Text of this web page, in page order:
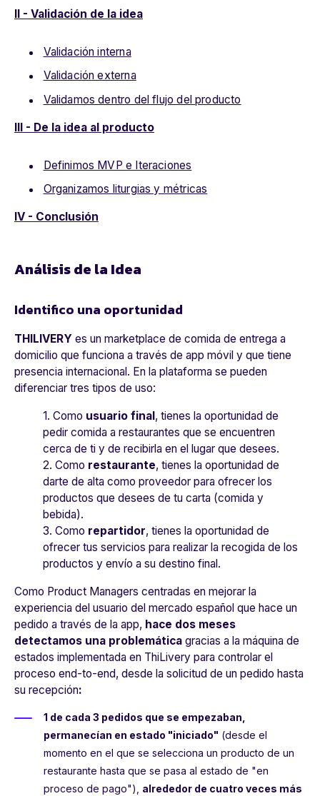
II - Validación de la idea
Validación interna
Validación externa
Validamos dentro del flujo del producto
III - De la idea al producto
Definimos MVP e Iteraciones
Organizamos liturgias y métricas
IV - Conclusión
Análisis de la Idea
Identifico una oportunidad
THILIVERY es un marketplace de comida de entrega a
domicilio que funciona a través de app móvil y que tiene
presencia internacional. En la plataforma se pueden
diferenciar tres tipos de uso:
1. Como usuario final , tienes la oportunidad de
pedir comida a restaurantes que se encuentren
cerca de ti y de recibirla en el lugar que desees.
2. Como restaurante, tienes la oportunidad de
darte de alta como proveedor para ofrecer los
productos que desees de tu carta (comida y
bebida).
3. Como repartidor, tienes la oportunidad de
ofrecer tus servicios para realizar la recogida de los
productos y envío a su destino final.
Como Product Managers centradas en mejorar la
experiencia del usuario del mercado español que hace un
pedido a través de la app, hace dos meses
detectamos una problemática gracias a la máquina de
estados implementada en ThiLivery para controlar el
proceso end-to-end, desde la solicitud de un pedido hasta
su recepción:
1 de cada 3 pedidos que se empezaban,
permanecían en estado "iniciado" (desde el
momento en el que se selecciona un producto de un
restaurante hasta que se pasa al estado de "en
proceso de pago"), alrededor de cuatro veces más